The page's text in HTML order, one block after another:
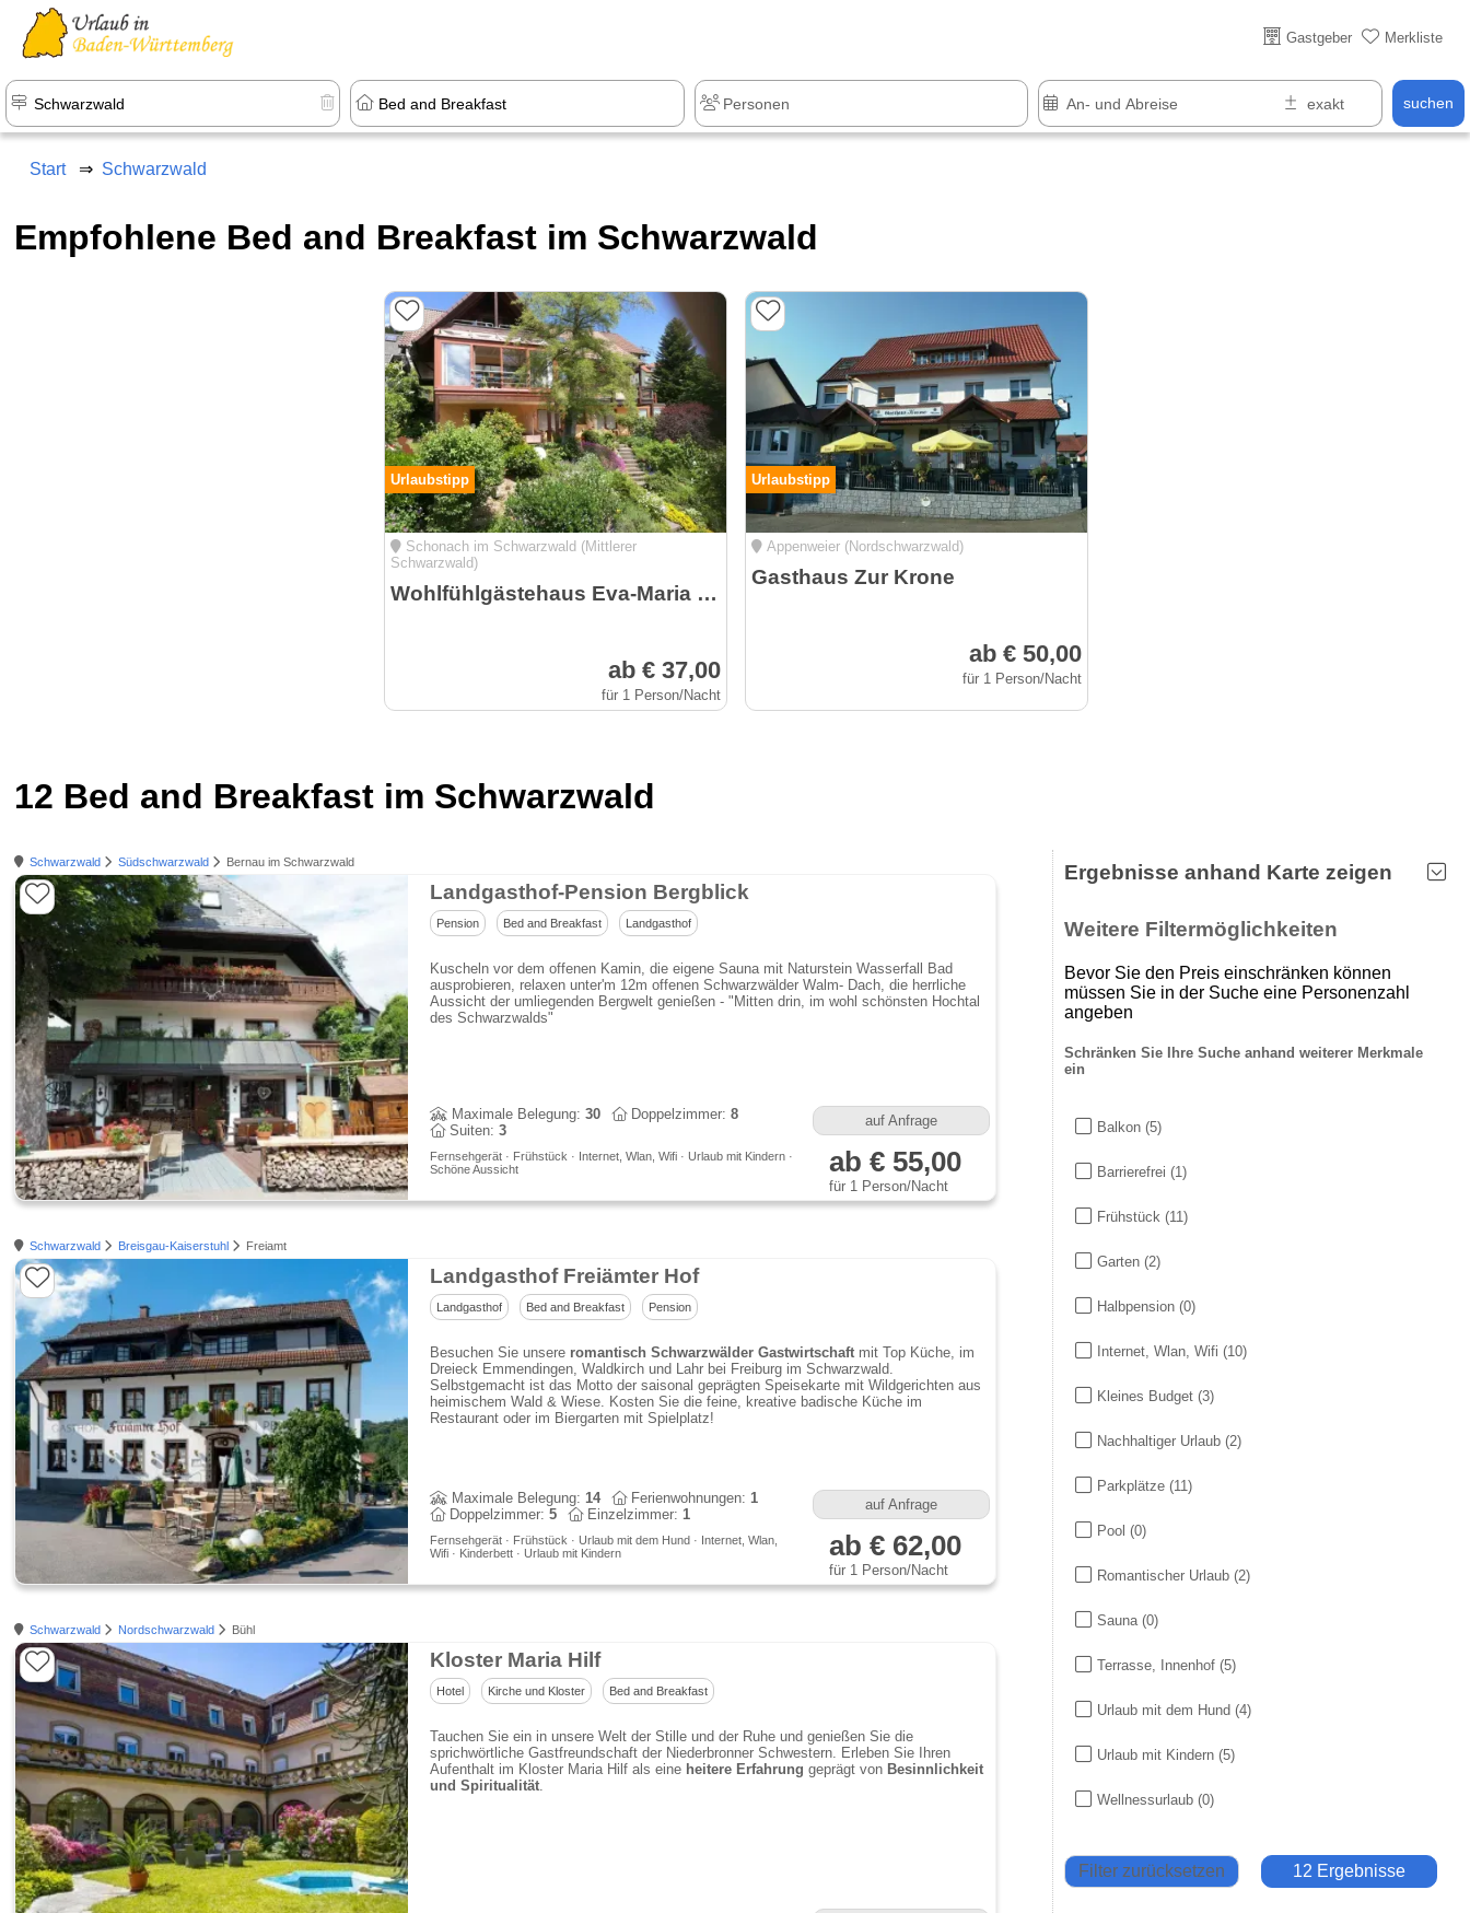
Gastgeber Merkliste
suchen
Start Schwarzwald
Empfohlene Bed and Breakfast im Schwarzwald
Urlaubstipp
Schonach im Schwarzwald (Mittlerer
Schwarzwald)
Wohlfühlgästehaus Eva-Maria Schätzle
ab € 37,00
für 1 Person/Nacht
Urlaubstipp
Appenweier (Nordschwarzwald)
Gasthaus Zur Krone
ab € 50,00
für 1 Person/Nacht
12 Bed and Breakfast im Schwarzwald
Schwarzwald Südschwarzwald Bernau im Schwarzwald
Landgasthof-Pension Bergblick
Pension Bed and Breakfast Landgasthof
Kuscheln vor dem offenen Kamin, die eigene Sauna mit Naturstein Wasserfall Bad
ausprobieren, relaxen unter'm 12m offenen Schwarzwälder Walm- Dach, die herrliche
Aussicht der umliegenden Bergwelt genießen - "Mitten drin, im wohl schönsten Hochtal
des Schwarzwalds"
Maximale Belegung: 30 Doppelzimmer: 8
Suiten: 3
Fernsehgerät · Frühstück · Internet, Wlan, Wifi · Urlaub mit Kindern ·
Schöne Aussicht
auf Anfrage
ab € 55,00
für 1 Person/Nacht
Schwarzwald Breisgau-Kaiserstuhl Freiamt
Landgasthof Freiämter Hof
Landgasthof Bed and Breakfast Pension
Besuchen Sie unsereromantisch Schwarzwälder Gastwirtschaftmit Top Küche, im
Dreieck Emmendingen, Waldkirch und Lahr bei Freiburg im Schwarzwald.
Selbstgemacht ist das Motto der saisonal geprägten Speisekarte mit Wildgerichten aus
heimischem Wald & Wiese. Kosten Sie die feine, kreative badische Küche im
Restaurant oder im Biergarten mit Spielplatz!
Maximale Belegung: 14 Ferienwohnungen: 1
Doppelzimmer: 5 Einzelzimmer: 1
Fernsehgerät · Frühstück · Urlaub mit dem Hund · Internet, Wlan,
Wifi · Kinderbett · Urlaub mit Kindern
auf Anfrage
ab € 62,00
für 1 Person/Nacht
Schwarzwald Nordschwarzwald Bühl
Kloster Maria Hilf
Hotel Kirche und Kloster Bed and Breakfast
Tauchen Sie ein in unsere Welt der Stille und der Ruhe und genießen Sie die
sprichwörtliche Gastfreundschaft der Niederbronner Schwestern. Erleben Sie Ihren
Aufenthalt im Kloster Maria Hilf als eine heitere Erfahrung geprägt von Besinnlichkeit
und Spiritualität.
Ergebnisse anhand Karte zeigen
Weitere Filtermöglichkeiten
Bevor Sie den Preis einschränken können
müssen Sie in der Suche eine Personenzahl
angeben
Schränken Sie Ihre Suche anhand weiterer Merkmale
ein
Balkon (5)
Barrierefrei (1)
Frühstück (11)
Garten (2)
Halbpension (0)
Internet, Wlan, Wifi (10)
Kleines Budget (3)
Nachhaltiger Urlaub (2)
Parkplätze (11)
Pool (0)
Romantischer Urlaub (2)
Sauna (0)
Terrasse, Innenhof (5)
Urlaub mit dem Hund (4)
Urlaub mit Kindern (5)
Wellnessurlaub (0)
Filter zurücksetzen 12 Ergebnisse